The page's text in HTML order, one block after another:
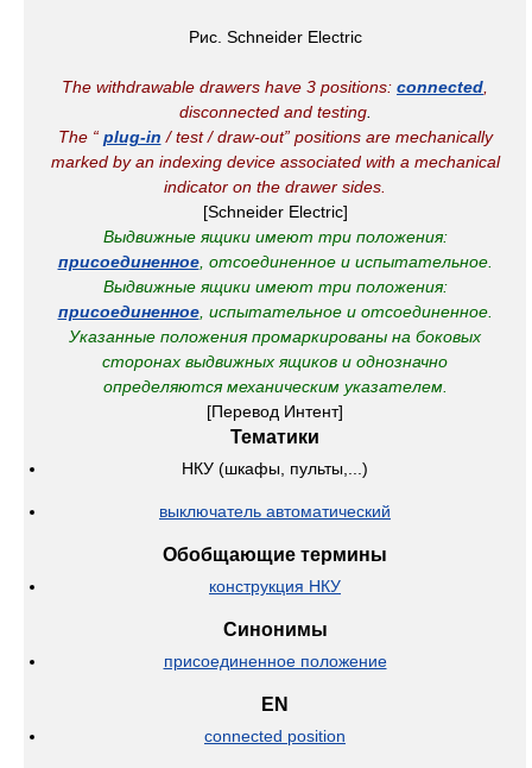
Рис. Schneider Electric
The withdrawable drawers have 3 positions: connected
disconnected and testing.
The “ plug-in / test / draw-out” positions are mechanically
marked by an indexing device associated with a mechanical
indicator on the drawer sides.
[Schneider Electric]
Выдвижные ящики имеют три положения:
присоединенное, отсоединенное и испытательное.
Выдвижные ящики имеют три положения:
присоединенное, испытательное и отсоединенное.
Указанные положения промаркированы на боковых
сторонах выдвижных ящиков и однозначно
определяются механическим указателем.
[Перевод Интент]
Тематики
НКУ (шкафы, пульты,...)
выключатель автоматический
Обобщающие термины
конструкция НКУ
Синонимы
присоединенное положение
EN
connected position